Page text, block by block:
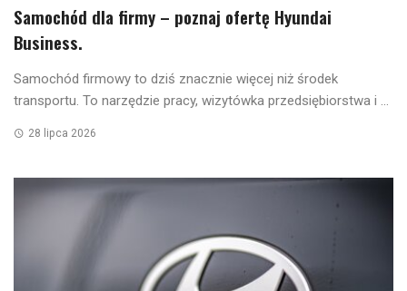
Samochód dla firmy – poznaj ofertę Hyundai
Business.
Samochód firmowy to dziś znacznie więcej niż środek
transportu. To narzędzie pracy, wizytówka przedsiębiorstwa i ...
28 lipca 2026